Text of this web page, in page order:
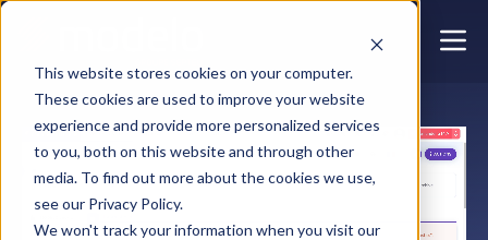
This website stores cookies on your computer.
These cookies are used to improve your website
experience and provide more personalized services
to you, both on this website and through other
media. To find out more about the cookies we use,
see our Privacy Policy.
We won't track your information when you visit our